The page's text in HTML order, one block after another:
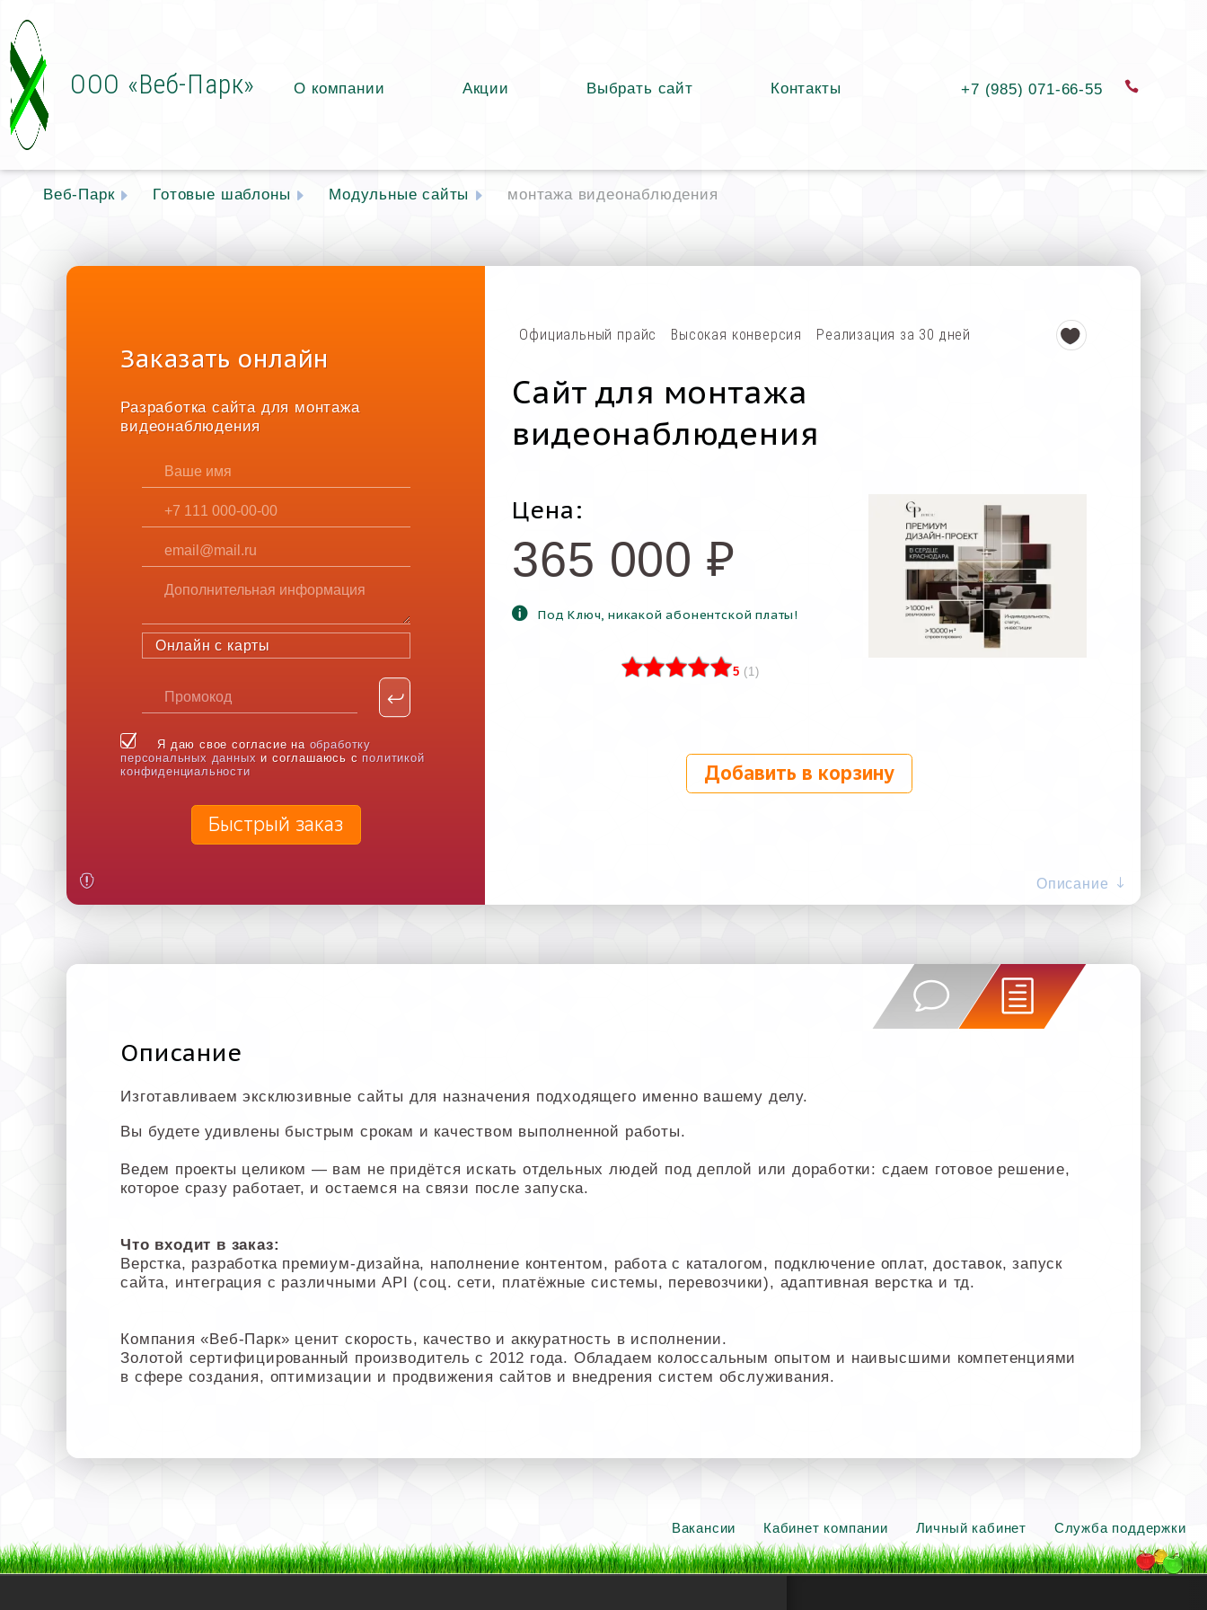
ООО «Веб-Парк» О компании Акции Выбрать сайт Контакты +7 (985) 071-66-55
Веб-Парк Готовые шаблоны Модульные сайты монтажа видеонаблюдения
Заказать онлайн
Разработка сайта для монтажа
видеонаблюдения
Онлайн с карты
Я даю свое согласие на обработку
персональных данных и соглашаюсь с политикой
конфиденциальности
Быстрый заказ
Официальный прайс Высокая конверсия Реализация за 30 дней
Сайт для монтажа
видеонаблюдения
Цена:
365 000 ₽
Под Ключ, никакой абонентской платы!
5 (1)
Добавить в корзину
Описание
Описание
Изготавливаем эксклюзивные сайты для назначения подходящего именно вашему делу.
Вы будете удивлены быстрым срокам и качеством выполненной работы.
Ведем проекты целиком — вам не придётся искать отдельных людей под деплой или доработки: сдаем готовое решение,
которое сразу работает, и остаемся на связи после запуска.
Что входит в заказ:
Верстка, разработка премиум-дизайна, наполнение контентом, работа с каталогом, подключение оплат, доставок, запуск
сайта, интеграция с различными API (соц. сети, платёжные системы, перевозчики), адаптивная верстка и тд.
Компания «Веб-Парк» ценит скорость, качество и аккуратность в исполнении.
Золотой сертифицированный производитель с 2012 года. Обладаем колоссальным опытом и наивысшими компетенциями
в сфере создания, оптимизации и продвижения сайтов и внедрения систем обслуживания.
Вакансии Кабинет компании Личный кабинет Служба поддержки